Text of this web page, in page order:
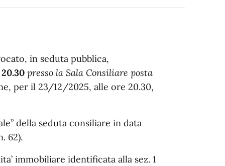
in seduta pubblica,
presso la Sala Consiliare posta
per il 23/12/2025, alle ore 20.30,
della seduta consiliare in data
62).
immobiliare identificata alla sez. 1